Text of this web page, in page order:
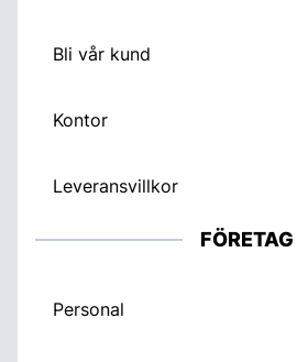
Bli vår kund
Kontor
Leveransvillkor
FÖRETAG
Personal